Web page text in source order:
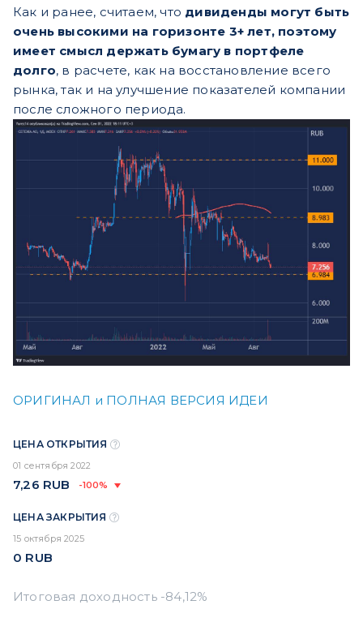
Как и ранее, считаем, что дивиденды могут быть
очень высокими на горизонте 3+ лет, поэтому
имеет смысл держать бумагу в портфеле
долго, в расчете, как на восстановление всего
рынка, так и на улучшение показателей компании
после сложного периода.
ОРИГИНАЛ и ПОЛНАЯ ВЕРСИЯ ИДЕИ
ЦЕНА ОТКРЫТИЯ
01 сентября 2022
7,26 RUB -100%
ЦЕНА ЗАКРЫТИЯ
15 октября 2025
0 RUB